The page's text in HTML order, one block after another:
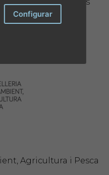
Agricultura i Pesca
Configurar